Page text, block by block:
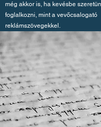
még akkor is, ha kevésbe
foglalkozni, mint a vevőcsalogató
reklámszövegekkel.